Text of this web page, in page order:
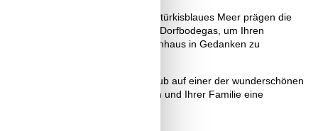
Weißer Sand und türkisblaues Meer prägen die
kehren Sie ein in kleine Dorfbodegas, um Ihren
am Lagerfeuer vor Ihrem Ferienhaus in Gedanken zu
und gleichzeitig erholsamen Urlaub auf einer der wunderschönen
Orte und gönnen Sie sich und Ihrer Familie eine